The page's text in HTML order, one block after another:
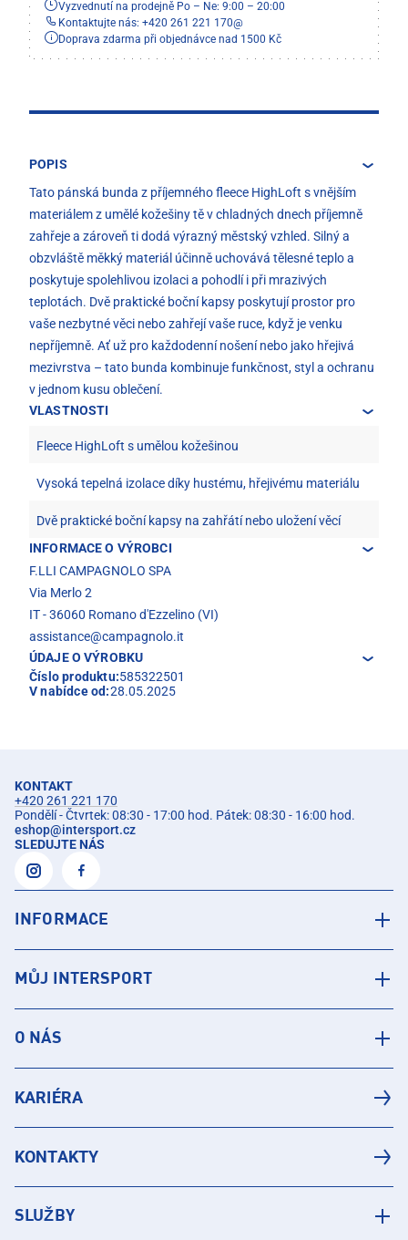
Vyzvednutí na prodejně Po – Ne: 9:00 – 20:00
Kontaktujte nás: +420 261 221 170@
Doprava zdarma při objednávce nad 1500 Kč
POPIS
Tato pánská bunda z příjemného fleece HighLoft s vnějším
materiálem z umělé kožešiny tě v chladných dnech příjemně
zahřeje a zároveň ti dodá výrazný městský vzhled. Silný a
obzvláště měkký materiál účinně uchovává tělesné teplo a
poskytuje spolehlivou izolaci a pohodlí i při mrazivých
teplotách. Dvě praktické boční kapsy poskytují prostor pro
vaše nezbytné věci nebo zahřejí vaše ruce, když je venku
nepříjemně. Ať už pro každodenní nošení nebo jako hřejivá
mezivrstva – tato bunda kombinuje funkčnost, styl a ochranu
v jednom kusu oblečení.
VLASTNOSTI
Fleece HighLoft s umělou kožešinou
Vysoká tepelná izolace díky hustému, hřejivému materiálu
Dvě praktické boční kapsy na zahřátí nebo uložení věcí
INFORMACE O VÝROBCI
F.LLI CAMPAGNOLO SPA
Via Merlo 2
IT - 36060 Romano d'Ezzelino (VI)
assistance@campagnolo.it
ÚDAJE O VÝROBKU
Číslo produktu:585322501
V nabídce od:28.05.2025
KONTAKT
+420 261 221 170
Pondělí - Čtvrtek: 08:30 - 17:00 hod. Pátek: 08:30 - 16:00 hod.
eshop@intersport.cz
SLEDUJTE NÁS
INFORMACE
MŮJ INTERSPORT
O NÁS
KARIÉRA
KONTAKTY
SLUŽBY